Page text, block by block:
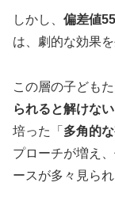
しかし、 偏差値
は、劇的な効果
この層の子どもた
られると解けない
培った「 多角的
プローチが増え
ースが多々見られ